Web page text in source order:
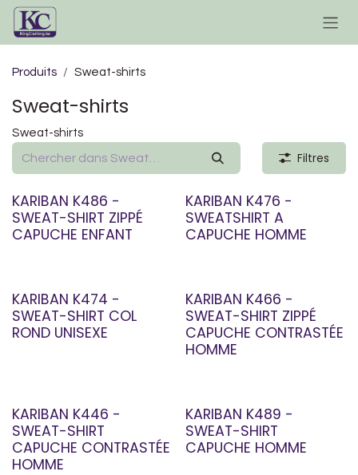
Se rendre au contenu
Produits Sweat-shirts
Sweat-shirts
Sweat-shirts
Filtres
KARIBAN K486 -
SWEAT-SHIRT ZIPPÉ
CAPUCHE ENFANT
KARIBAN K476 -
SWEATSHIRT A
CAPUCHE HOMME
KARIBAN K474 -
SWEAT-SHIRT COL
ROND UNISEXE
KARIBAN K466 -
SWEAT-SHIRT ZIPPÉ
CAPUCHE CONTRASTÉE
HOMME
KARIBAN K446 -
SWEAT-SHIRT
CAPUCHE CONTRASTÉE
HOMME
KARIBAN K489 -
SWEAT-SHIRT
CAPUCHE HOMME